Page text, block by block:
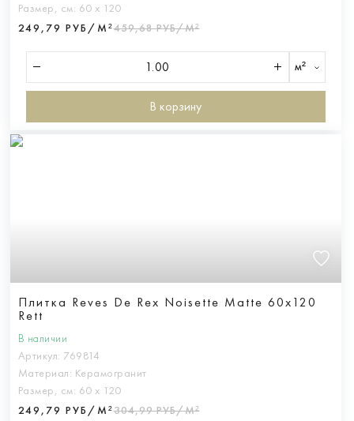
Размер, см: 60 х 120
249,79 РУБ/М²459,68 РУБ/М²
м²
В корзину
Плитка Reves De Rex Noisette Matte 60x120
Rett
В наличии
Артикул: 769814
Материал: Керамогранит
Размер, см: 60 х 120
249,79 РУБ/М²304,99 РУБ/М²